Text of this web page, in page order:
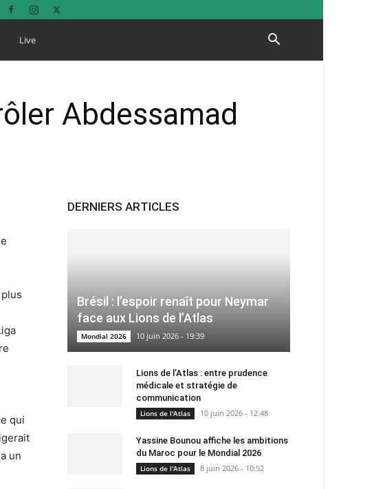
Live
Abdessamad
qui
un
DERNIERS ARTICLES
Brésil : l’espoir renaît pour Neymar
face aux Lions de l’Atlas
Mondial 2026 10 juin 2026 - 19:39
Lions de l’Atlas : entre prudence
médicale et stratégie de
communication
Lions de l'Atlas 10 juin 2026 - 12:48
Yassine Bounou affiche les ambitions
du Maroc pour le Mondial 2026
Lions de l'Atlas 8 juin 2026 - 10:52